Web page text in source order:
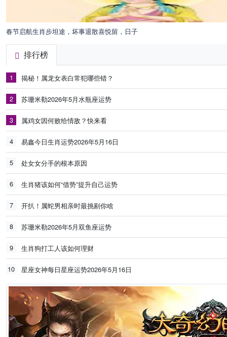
春节启航生肖步坦途，坏事退散喜悦留，日子
排行榜
1 揭秘！属龙女表白常犯哪些错？
2 苏珊米勒2026年5月水瓶座运势
3 属鸡女因何败给情敌？快来看
4 易鑫今日生肖运势2026年5月16日
5 处女女分手的根本原因
6 生肖猪该如何“借势”提升自己运势
7 开扒！属蛇男相亲时最挑剔你啥
8 苏珊米勒2026年5月双鱼座运势
9 生肖狗打工人该如何理财
10 星座女神每日星座运势2026年5月16日